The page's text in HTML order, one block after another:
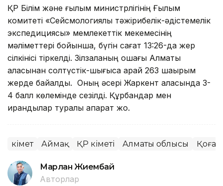
ҚР Білім және ғылым министрлігінің Ғылым
комитеті «Сейсмологиялық тәжірибелік-әдістемелік
экспедициясы» мемлекеттік мекемесінің
мәліметтері бойынша, бүгін сағат 13:26-да жер
сілкінісі тіркелді. Зілзаланың ошағы Алматы
қаласынан солтүстік-шығысқа қарай 263 шақырым
жерде байқалды. Оның әсері Жаркент қаласында 3-
4 балл көлемінде сезілді. Құрбандар мен
қирандылар туралы ақпарат жоқ.
Үкімет Аймақ ҚР Үкіметі Алматы облысы Қоғам
Марлан Жиембай
Авторлар